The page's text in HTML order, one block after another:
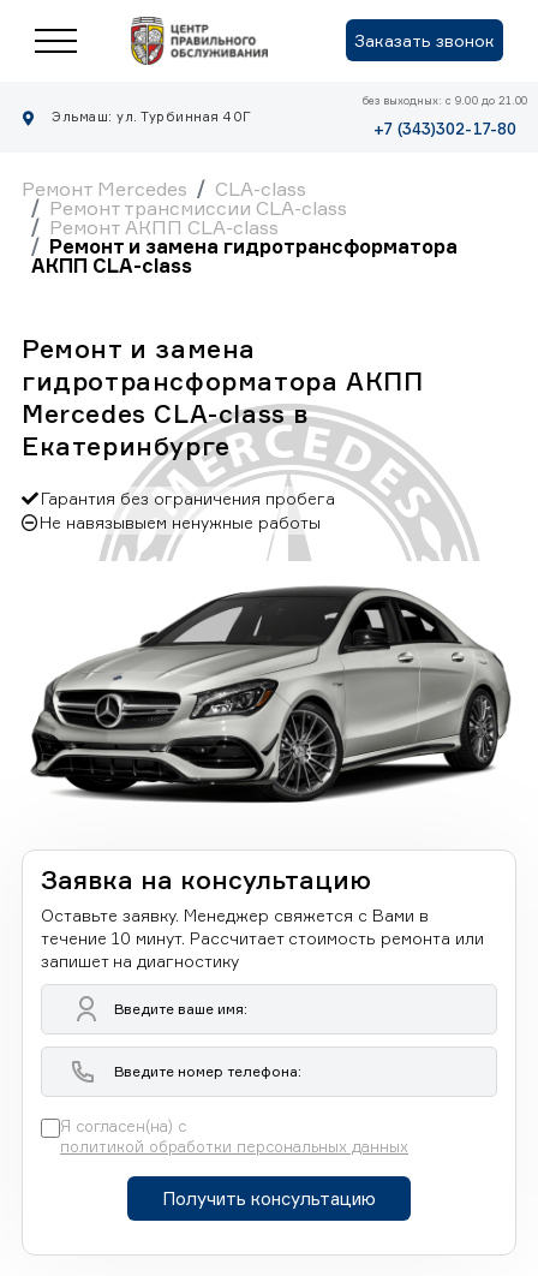
Заказать звонок
Эльмаш: ул. Турбинная 40Г
без выходных: с 9.00 до 21.00
+7 (343)302-17-80
Ремонт Mercedes
CLA-class
Ремонт трансмиссии CLA-class
Ремонт АКПП CLA-class
Ремонт и замена гидротрансформатора
АКПП CLA-class
Ремонт и замена
гидротрансформатора АКПП
Mercedes CLA-class в
Екатеринбурге
Гарантия без ограничения пробега
Не навязывыем ненужные работы
Заявка на консультацию
Оставьте заявку. Менеджер свяжется с Вами в
течение 10 минут. Рассчитает стоимость ремонта или
запишет на диагностику
Я согласен(на) с
политикой обработки персональных данных
Получить консультацию